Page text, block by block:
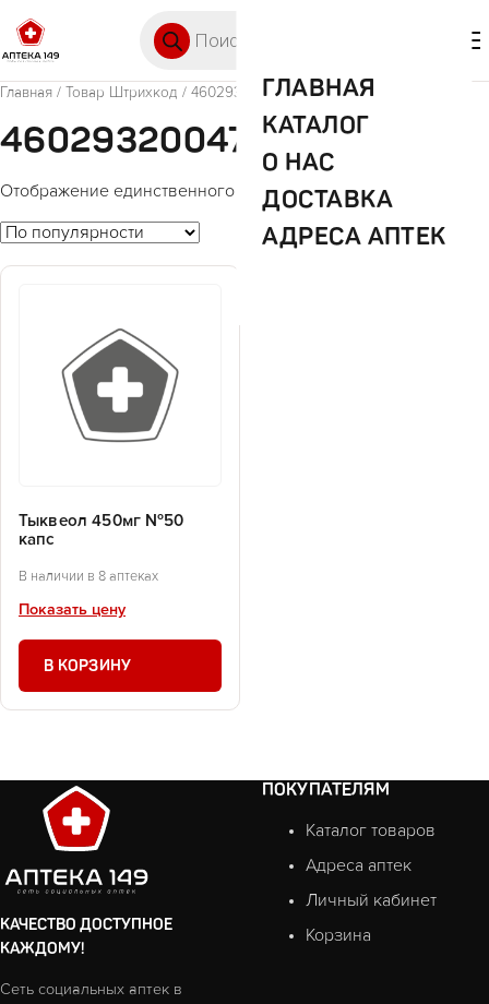
ГЛАВНАЯ
КАТАЛОГ
О НАС
ДОСТАВКА
АДРЕСА АПТЕК
Главная / Товар Штрихкод / 4602932004772
4602932004772
Отображение единственного товара
Тыквеол 450мг №50
капс
В наличии в 8 аптеках
Показать цену
В КОРЗИНУ
КАЧЕСТВО ДОСТУПНОЕ
КАЖДОМУ!
Сеть социальных аптек в
ПОКУПАТЕЛЯМ
Каталог товаров
Адреса аптек
Личный кабинет
Корзина